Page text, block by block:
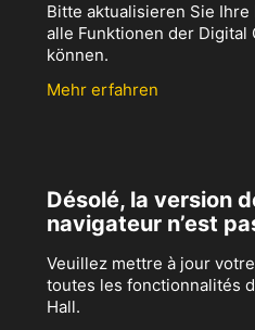
Bitte aktualisieren Sie
alle Funktionen der Digital
können.
Mehr erfahren
Désolé, la version
navigateur n’est
Veuillez mettre à jour
toutes les fonctionnalités
Hall.